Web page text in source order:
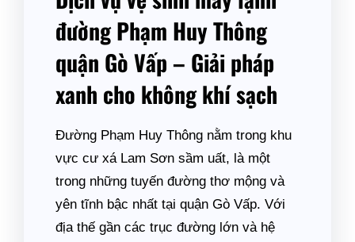
đường Phạm Huy Thông
quận Gò Vấp – Giải pháp
xanh cho không khí sạch
Đường Phạm Huy Thông nằm trong khu
vực cư xá Lam Sơn sầm uất, là một
trong những tuyến đường thơ mộng và
yên tĩnh bậc nhất tại quận Gò Vấp. Với
địa thế gần các trục đường lớn và hệ